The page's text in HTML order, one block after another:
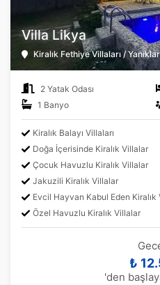
Villa Likya
Kiralık Fethiye Villaları / Yanıklar
2 Yatak Odası
1 Banyo
Kiralık Balayı Villaları
Doğa İçerisinde Kiralık Villalar
Çocuk Havuzlu Kiralık Villalar
Jakuzili Kiralık Villalar
Evcil Hayvan Kabul Eden Kiralık
Özel Havuzlu Kiralık Villalar
₺
'den